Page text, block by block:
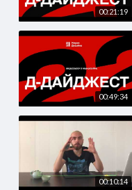
00:21:19
00:49:34
00:10:14